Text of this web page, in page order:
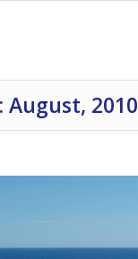
2010